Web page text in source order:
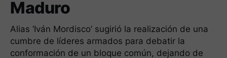
Maduro
Alias ‘Iván Mordisco’ sugirió la realización de una
cumbre de líderes armados para debatir la
conformación de un bloque común, dejando de